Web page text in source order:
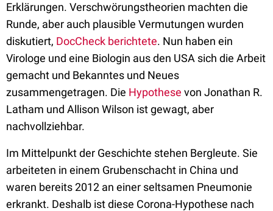
Erklärungen. Verschwörungstheorien machten die
Runde, aber auch plausible Vermutungen wurden
diskutiert, DocCheck berichtete. Nun haben ein
Virologe und eine Biologin aus den USA sich die Arbeit
gemacht und Bekanntes und Neues
zusammengetragen. Die Hypothese von Jonathan R.
Latham und Allison Wilson ist gewagt, aber
nachvollziehbar.
Im Mittelpunkt der Geschichte stehen Bergleute. Sie
arbeiteten in einem Grubenschacht in China und
waren bereits 2012 an einer seltsamen Pneumonie
erkrankt. Deshalb ist diese Corona-Hypothese nach